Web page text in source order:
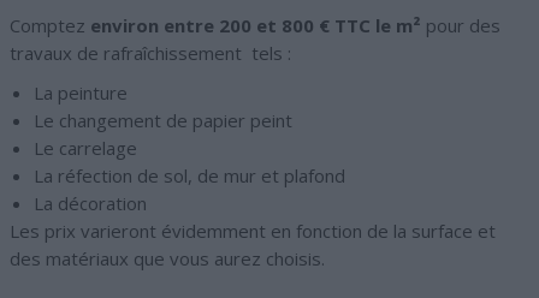
Comptez environ entre 200 et 800 € TTC le m² pour des
travaux de rafraîchissement tels :
La peinture
Le changement de papier peint
Le carrelage
La réfection de sol, de mur et plafond
La décoration
Les prix varieront évidemment en fonction de la surface et
des matériaux que vous aurez choisis.